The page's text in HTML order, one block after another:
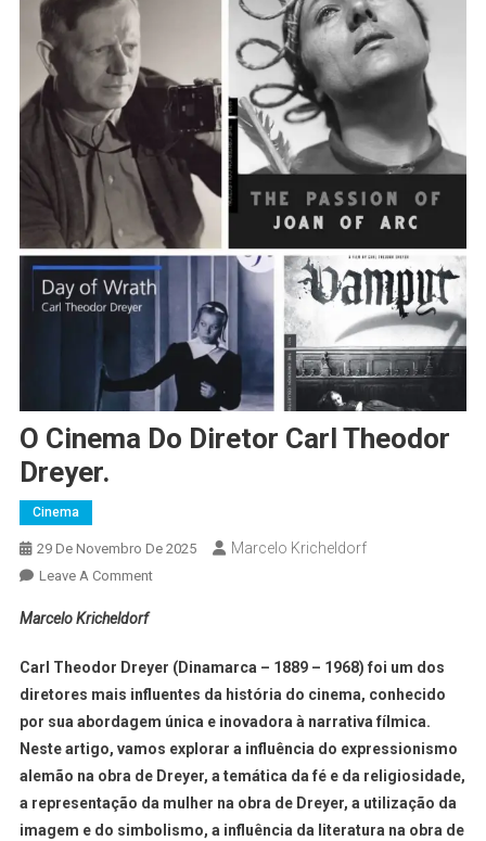
O Cinema Do Diretor Carl Theodor
Dreyer.
Cinema
29 De Novembro De 2025 Marcelo Kricheldorf
Leave A Comment
Marcelo Kricheldorf
Carl Theodor Dreyer (Dinamarca – 1889 – 1968) foi um dos
diretores mais influentes da história do cinema, conhecido
por sua abordagem única e inovadora à narrativa fílmica.
Neste artigo, vamos explorar a influência do expressionismo
alemão na obra de Dreyer, a temática da fé e da religiosidade,
a representação da mulher na obra de Dreyer, a utilização da
imagem e do simbolismo, a influência da literatura na obra de